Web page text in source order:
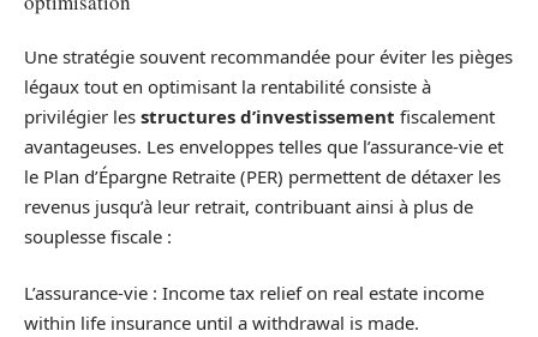
Une stratégie souvent recommandée pour éviter les pièges
légaux tout en optimisant la rentabilité consiste à
privilégier les structures d’investissement fiscalement
avantageuses. Les enveloppes telles que l’assurance-vie et
le Plan d’Épargne Retraite (PER) permettent de détaxer les
revenus jusqu’à leur retrait, contribuant ainsi à plus de
souplesse fiscale :
L’assurance-vie : Income tax relief on real estate income
within life insurance until a withdrawal is made.